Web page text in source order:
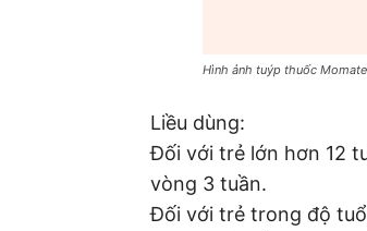
Hình ảnh tuýp thuốc
Liều dùng:
Đối với trẻ lớn hơn 12
vòng 3 tuần.
Đối với trẻ trong độ